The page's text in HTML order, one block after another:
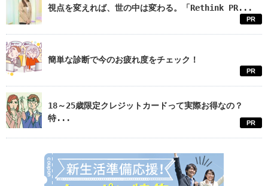
視点を変えれば、世の中は変わる。「Rethink PR...
PR
簡単な診断で今のお疲れ度をチェック！
PR
18～25歳限定クレジットカードって実際お得なの？
特...
PR